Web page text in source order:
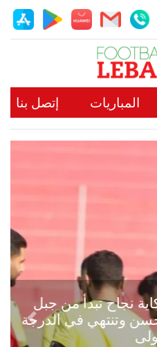
المباريات إتصل بنا
من جبل
الدرجة
Next